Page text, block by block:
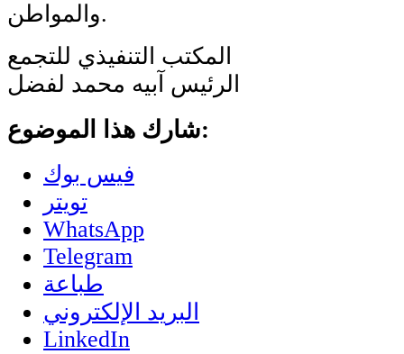
والمواطن.
المكتب التنفيذي للتجمع
الرئيس آبيه محمد لفضل
شارك هذا الموضوع:
فيس بوك
تويتر
WhatsApp
Telegram
طباعة
البريد الإلكتروني
LinkedIn